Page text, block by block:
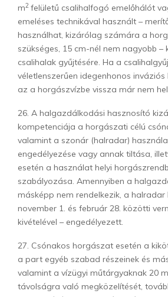
m2 felületű csalihalfogó emelőhálót
emeléses technikával használt –
használhat, kizárólag számára a
szükséges, 15 cm-nél nem nagyobb
csalihalak gyűjtésére. Ha a
véletlenszerűen idegenhonos
az a horgászvízbe vissza már nem
26. A halgazdálkodási hasznosító
kompetenciája a horgászati célú
valamint a szonár (halradar)
engedélyezése vagy annak tiltása,
esetén a használat helyi
szabályozása. Amennyiben a
másképp nem rendelkezik, a
november 1. és február 28. közötti
kivételével – engedélyezett.
27. Csónakos horgászat esetén a
a part egyéb szabad részeinek és
valamint a vízügyi műtárgyaknak 20
távolságra való megközelítését,